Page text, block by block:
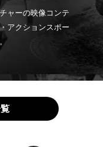
ャーの映像コンテ
アクションスポー